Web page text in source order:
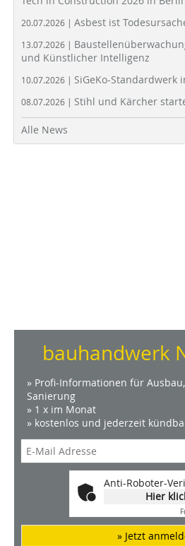
20.07.2026 | Asbest ist
13.07.2026 |
und Künstlicher Intelligenz
10.07.2026 | SiGeKo-Standardwerk
08.07.2026 | Stihl und Kärcher
Alle News
bauhandwerk
» Profi-Informationen für
Sanierung
» 1 x im Monat
» kostenlos und jederzeit
Anti-Roboter-
Hier
» Jetzt